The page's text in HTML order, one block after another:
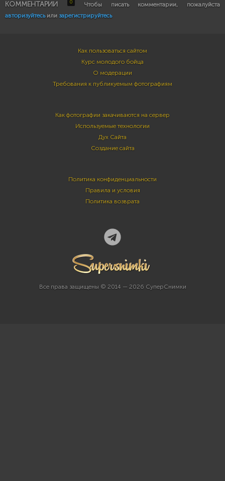
КОММЕНТАРИИ 0
Чтобы писать комментарии, пожалуйста
авторизуйтесьили зарегистрируйтесь
Как пользоваться сайтом
Курс молодого бойца
О модерации
Требования к публикуемым фотографиям
Как фотографии закачиваются на сервер
Используемые технологии
Дух Сайта
Создание сайта
Политика конфиденциальности
Правила и условия
Политика возврата
Все права защищены © 2014 — 2026 СуперСнимки